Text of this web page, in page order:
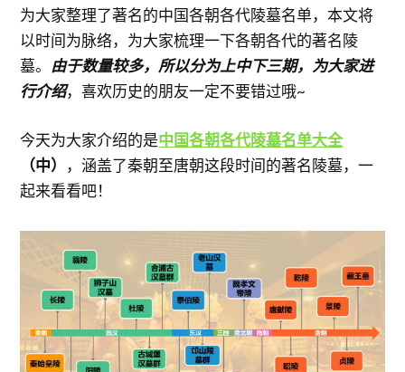
为大家整理了著名的中国各朝各代陵墓名单，本文将
以时间为脉络，为大家梳理一下各朝各代的著名陵
墓。 由于数量较多，所以分为上中下三期，为大家进
行介绍，喜欢历史的朋友一定不要错过哦~
今天为大家介绍的是中国各朝各代陵墓名单大全
（中）
，涵盖了秦朝至唐朝这段时间的著名陵墓，一
起来看看吧！